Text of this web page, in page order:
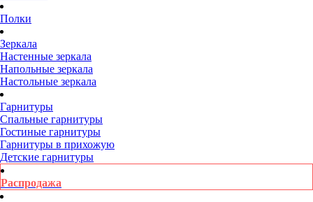
Полки
Зеркала
Настенные зеркала
Напольные зеркала
Настольные зеркала
Гарнитуры
Спальные гарнитуры
Гостиные гарнитуры
Гарнитуры в прихожую
Детские гарнитуры
Распродажа